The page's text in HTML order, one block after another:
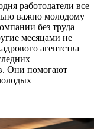
работодатели все
важно молодому
без труда
месяцами не
агентства
Они помогают